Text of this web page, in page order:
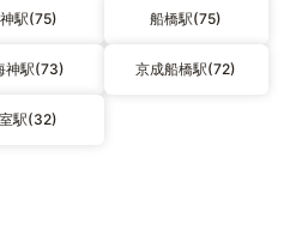
駅(75) 船橋駅(75)
神駅(73) 京成船橋駅(72)
駅(32)